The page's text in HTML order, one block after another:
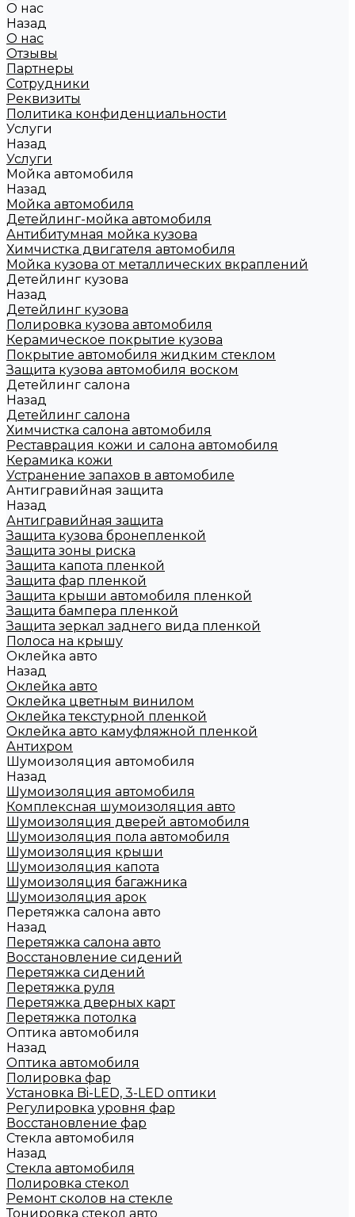
О нас
Назад
О нас
Отзывы
Партнеры
Сотрудники
Реквизиты
Политика конфиденциальности
Услуги
Назад
Услуги
Мойка автомобиля
Назад
Мойка автомобиля
Детейлинг-мойка автомобиля
Антибитумная мойка кузова
Химчистка двигателя автомобиля
Мойка кузова от металлических вкраплений
Детейлинг кузова
Назад
Детейлинг кузова
Полировка кузова автомобиля
Керамическое покрытие кузова
Покрытие автомобиля жидким стеклом
Защита кузова автомобиля воском
Детейлинг салона
Назад
Детейлинг салона
Химчистка салона автомобиля
Реставрация кожи и салона автомобиля
Керамика кожи
Устранение запахов в автомобиле
Антигравийная защита
Назад
Антигравийная защита
Защита кузова бронепленкой
Защита зоны риска
Защита капота пленкой
Защита фар пленкой
Защита крыши автомобиля пленкой
Защита бампера пленкой
Защита зеркал заднего вида пленкой
Полоса на крышу
Оклейка авто
Назад
Оклейка авто
Оклейка цветным винилом
Оклейка текстурной пленкой
Оклейка авто камуфляжной пленкой
Антихром
Шумоизоляция автомобиля
Назад
Шумоизоляция автомобиля
Комплексная шумоизоляция авто
Шумоизоляция дверей автомобиля
Шумоизоляция пола автомобиля
Шумоизоляция крыши
Шумоизоляция капота
Шумоизоляция багажника
Шумоизоляция арок
Перетяжка салона авто
Назад
Перетяжка салона авто
Восстановление сидений
Перетяжка сидений
Перетяжка руля
Перетяжка дверных карт
Перетяжка потолка
Оптика автомобиля
Назад
Оптика автомобиля
Полировка фар
Установка Bi-LED, 3-LED оптики
Регулировка уровня фар
Восстановление фар
Стекла автомобиля
Назад
Стекла автомобиля
Полировка стекол
Ремонт сколов на стекле
Тонировка стекол авто